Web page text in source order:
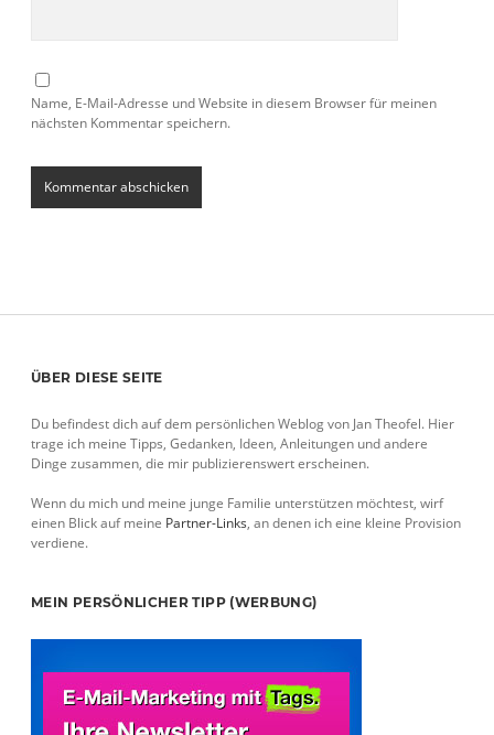
Name, E-Mail-Adresse und Website in diesem Browser für meinen
nächsten Kommentar speichern.
Sidebar
ÜBER DIESE SEITE
Du befindest dich auf dem persönlichen Weblog von Jan Theofel. Hier
trage ich meine Tipps, Gedanken, Ideen, Anleitungen und andere
Dinge zusammen, die mir publizierenswert erscheinen.
Wenn du mich und meine junge Familie unterstützen möchtest, wirf
einen Blick auf meine Partner-Links, an denen ich eine kleine Provision
verdiene.
MEIN PERSÖNLICHER TIPP (WERBUNG)